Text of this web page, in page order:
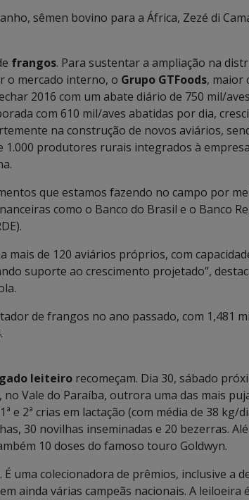
sêmen bovino para a África, Zezé di
frangos. Para sustentar a ampliação na
o mercado interno, o Grupo GTFoods, maior
2016 com um abate diário de 750 mil/
com 610 mil/aves abatidas por dia,
na construção de novos aviários,
produtores rurais integrados à
que estamos fazendo no campo por
como o Banco do Brasil e o Banco
mais de 120 aviários próprios, com
suporte ao crescimento projetado”,
de frangos no ano passado, com 1,481
leiteiro recomeçam. Dia 30, sábado
Vale do Paraíba, outrora uma das mais
e 2ª crias em lactação (com média de 38 kg/
30 novilhas inseminadas e 20 bezerras.
10 doses do famoso touro Goldwyn.
uma colecionadora de prêmios, inclusive a
ainda várias campeãs nacionais. A leiloeira